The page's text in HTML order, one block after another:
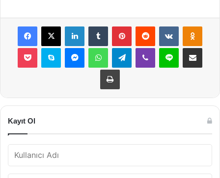
Facebook
X LinkedInTumblr PinterestReddit VKontakte
Pocket Skype MessengerWhatsAppTelegramViber Line E-Posta ile
Yazdır
Kayıt Ol